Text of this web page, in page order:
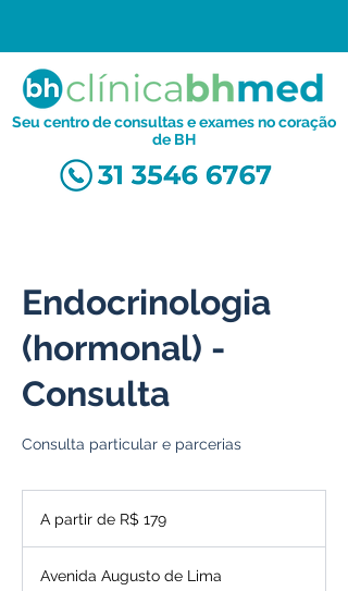
Seu centro de consultas e exames no coração
de BH
Endocrinologia
(hormonal) -
Consulta
Consulta particular e parcerias
Reais
A partir de R$ 179
Avenida Augusto de Lima